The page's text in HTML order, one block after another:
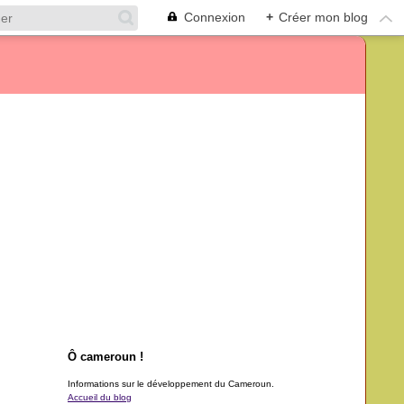
Connexion + Créer mon blog
Ô cameroun !
Informations sur le développement du Cameroun.
Accueil du blog